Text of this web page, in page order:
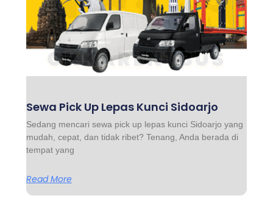
Sewa Pick Up Lepas Kunci Sidoarjo
Sedang mencari sewa pick up lepas kunci Sidoarjo yang
mudah, cepat, dan tidak ribet? Tenang, Anda berada di
tempat yang
Read More